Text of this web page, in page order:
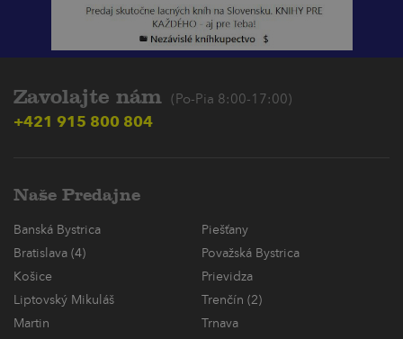
Zavolajte nám (Po-Pia 8:00-17:00)
+421 915 800 804
Naše Predajne
Banská Bystrica
Piešťany
Bratislava (4)
Považská Bystrica
Košice
Prievidza
Liptovský Mikuláš
Trenčín (2)
Martin
Trnava